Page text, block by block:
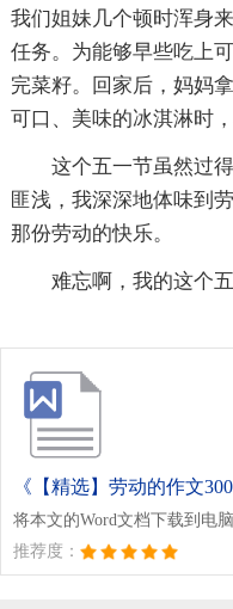
我们姐妹几个顿时浑身
任务。为能够早些吃上
完菜籽。回家后，妈妈
可口、美味的冰淇淋时
这个五一节虽然过
匪浅，我深深地体味到
那份劳动的快乐。
难忘啊，我的这个五
《【精选】劳动的作文
将本文的Word文档下载到电
推荐度：